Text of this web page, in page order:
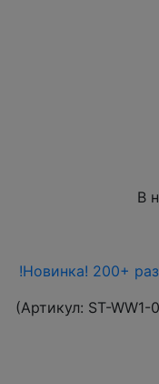
В
!Новинка! 200+
(Артикул: ST-